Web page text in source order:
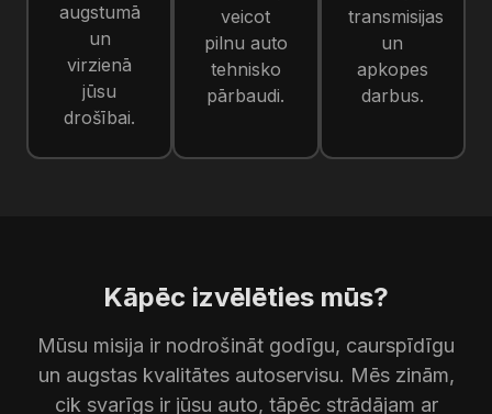
augstumā
un
virzienā
jūsu
drošībai.
veicot
pilnu auto
tehnisko
pārbaudi.
transmisijas
un
apkopes
darbus.
Kāpēc izvēlēties mūs?
Mūsu misija ir nodrošināt godīgu, caurspīdīgu
un augstas kvalitātes autoservisu. Mēs zinām,
cik svarīgs ir jūsu auto, tāpēc strādājam ar